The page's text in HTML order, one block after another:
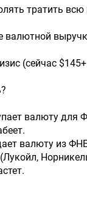
тратить
(сейчас
валюту для
валюту из